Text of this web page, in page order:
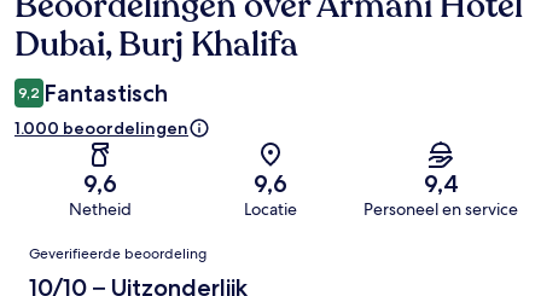
Dubai, Burj Khalifa
9,2 Fantastisch
1.000 beoordelingen
9,6
Netheid
9,6
Locatie
9,4
Personeel en service
Beoordelingen
Geverifieerde beoordeling
10/10 – Uitzonderlijk